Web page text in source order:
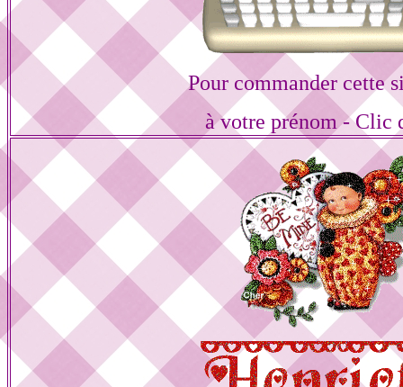
Pour commander cette
à votre prénom - Clic